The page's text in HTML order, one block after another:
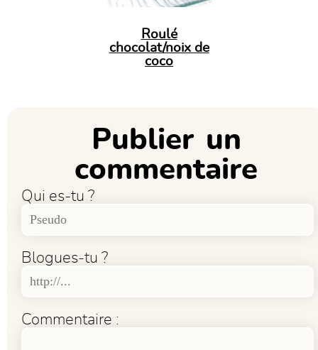
Roulé
chocolat/noix de
coco
Publier un
commentaire
Qui es-tu ?
Blogues-tu ?
Commentaire :